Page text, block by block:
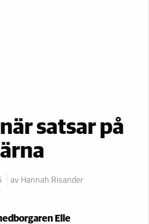
satsar på
av Hannah Risander
Elle